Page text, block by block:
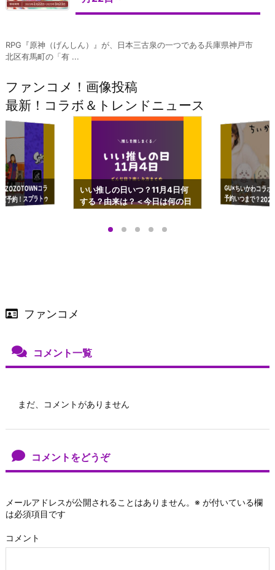
RPG『原神（げんしん）』が、日本三古泉の一つである兵庫県神戸市
北区有馬町の「有 ...
ファンコメ！画像投稿
最新！コラボ＆トレンドニュース
コラ
予約！スプラトゥ
ップも渋谷Hz
いい推しの日いつ？11月4日何
する？由来は？＜今日は何の日
GU×ちいかわコラ
予約いつまで？
ーチやショルダー
ファンコメ
コメント一覧
まだ、コメントがありません
コメントをどうぞ
メールアドレスが公開されることはありません。 ※ が付いている欄
は必須項目です
コメント